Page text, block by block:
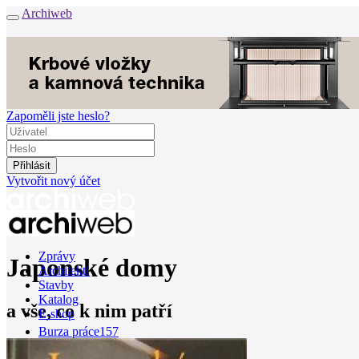
Archiweb
Zapoměli jste heslo?
Vytvořit nový účet
Zprávy
Architekti
Stavby
Katalog
E-shop
Burza práce157
Japonské domy
a vše, co k nim patří